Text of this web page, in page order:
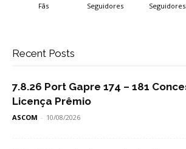
Fãs Seguidores Seguidores
Recent Posts
7.8.26 Port Gapre 174 – 181
Licença Prêmio
ASCOM - 10/08/2026